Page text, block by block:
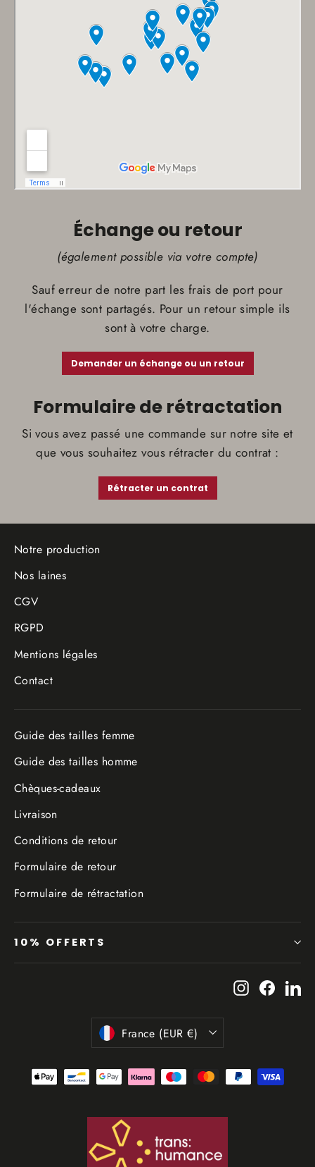
Échange ou retour
(également possible via votre compte)
Sauf erreur de notre part les frais de port pour
l'échange sont partagés. Pour un retour simple ils
sont à votre charge.
Demander un échange ou un retour
Formulaire de rétractation
Si vous avez passé une commande sur notre site et
que vous souhaitez vous rétracter du contrat :
Rétracter un contrat
Notre production
Nos laines
CGV
RGPD
Mentions légales
Contact
Guide des tailles femme
Guide des tailles homme
Chèques-cadeaux
Livraison
Conditions de retour
Formulaire de retour
Formulaire de rétractation
10% OFFERTS
Instagram
Devise
France (EUR €)